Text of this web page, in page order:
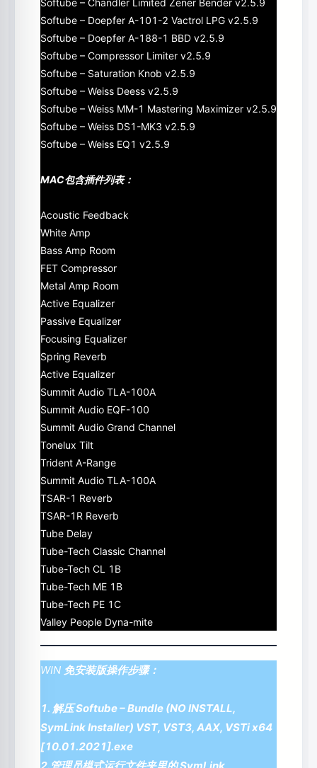
Softube – Doepfer A-101-2 Vactrol LPG v2.5.9
Softube – Doepfer A-188-1 BBD v2.5.9
Softube – Compressor Limiter v2.5.9
Softube – Saturation Knob v2.5.9
Softube – Weiss Deess v2.5.9
Softube – Weiss MM-1 Mastering Maximizer v2.5.9
Softube – Weiss DS1-MK3 v2.5.9
Softube – Weiss EQ1 v2.5.9
MAC包含插件列表：
Acoustic Feedback
White Amp
Bass Amp Room
FET Compressor
Metal Amp Room
Active Equalizer
Passive Equalizer
Focusing Equalizer
Spring Reverb
Active Equalizer
Summit Audio TLA-100A
Summit Audio EQF-100
Summit Audio Grand Channel
Tonelux Tilt
Trident A-Range
Summit Audio TLA-100A
TSAR-1 Reverb
TSAR-1R Reverb
Tube Delay
Tube-Tech Classic Channel
Tube-Tech CL 1B
Tube-Tech ME 1B
Tube-Tech PE 1C
Valley People Dyna-mite
WIN 免安装版操作步骤：
1. 解压 Softube – Bundle (NO INSTALL,
SymLink Installer) VST, VST3, AAX, VSTi x64
[10.01.2021].exe
2.管理员模式运行文件夹里的 SymLink